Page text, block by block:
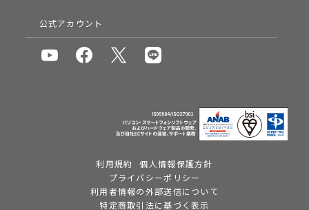
公式アカウント
利用規約
個人情報保護方針
プライバシーポリシー
利用者情報の外部送信について
特定商取引法に基づく表示